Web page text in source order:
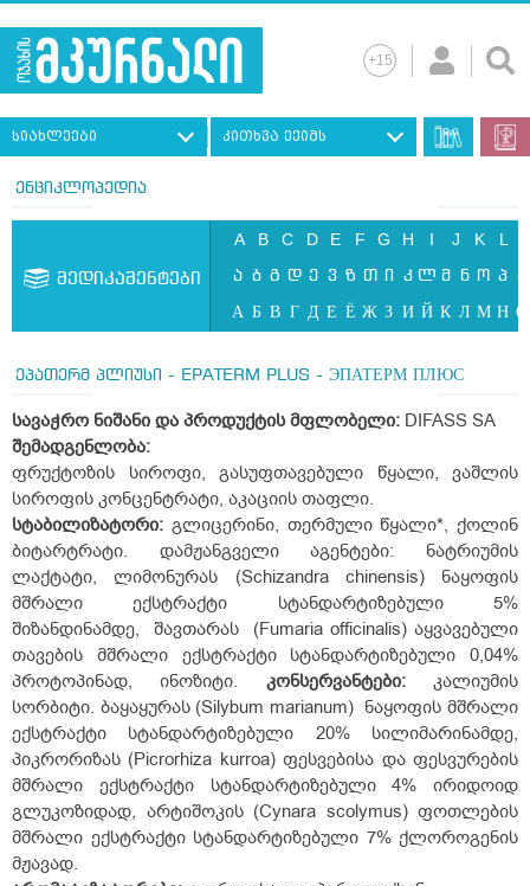
სიახლეები კითხვა ექიმს
ენციკლოპედია
მედიკამენტები
A B C D E F G H I J K L
ა ბ გ დ ე ვ ზ თ ი კ ლ მ ნ ო პ ჟ
А Б В Г Д Е Ё Ж З И Й К Л М Н О
ეპათერმ პლიუსი - EPATERM PLUS - ЭПАТЕРМ ПЛЮС
სავაჭრო ნიშანი და პროდუქტის მფლობელი: DIFASS SA
შემადგენლობა:
ფრუქტოზის სიროფი, გასუფთავებული წყალი, ვაშლის
სიროფის კონცენტრატი, აკაციის თაფლი.
სტაბილიზატორი: გლიცერინი, თერმული წყალი*, ქოლინ
ბიტარტრატი. დამჟანგველი აგენტები: ნატრიუმის
ლაქტატი, ლიმონურას (Schizandra chinensis) ნაყოფის
მშრალი ექსტრაქტი სტანდარტიზებული 5%
შიზანდინამდე, შავთარას (Fumaria officinalis) აყვავებული
თავების მშრალი ექსტრაქტი სტანდარტიზებული 0,04%
პროტოპინად, ინოზიტი. კონსერვანტები:კალიუმის
სორბიტი. ბაყაყურას (Silybum marianum) ნაყოფის მშრალი
ექსტრაქტი სტანდარტიზებული 20% სილიმარინამდე,
პიკრორიზას (Picrorhiza kurroa) ფესვებისა და ფესვურების
მშრალი ექსტრაქტი სტანდარტიზებული 4% ირიდოიდ
გლუკოზიდად, არტიშოკის (Cynara scolymus) ფოთლების
მშრალი ექსტრაქტი სტანდარტიზებული 7% ქლოროგენის
მჟავად.